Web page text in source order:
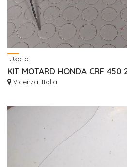
Usato
Vicenza, Italia